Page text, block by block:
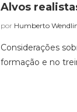
Alvos
por Humberto
Considerações
formação e no